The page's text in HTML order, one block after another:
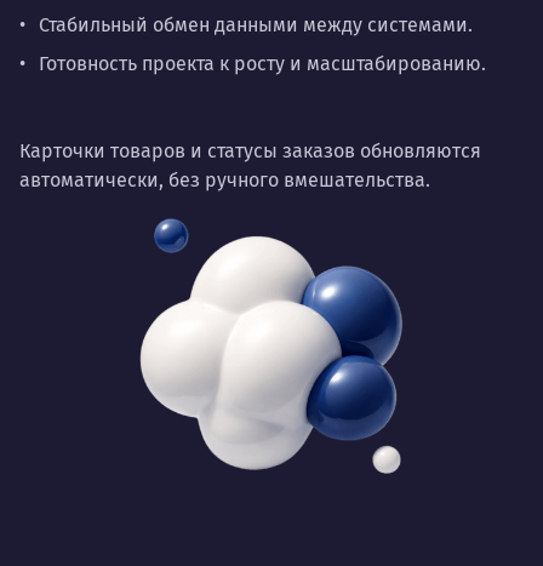
Стабильный обмен данными между системами.
Готовность проекта к росту и масштабированию.
Карточки товаров и статусы заказов обновляются
автоматически, без ручного вмешательства.